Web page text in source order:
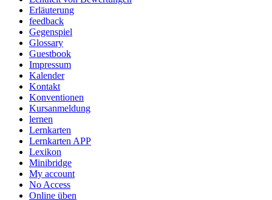
Erläuterung
feedback
Gegenspiel
Glossary
Guestbook
Impressum
Kalender
Kontakt
Konventionen
Kursanmeldung
lernen
Lernkarten
Lernkarten APP
Lexikon
Minibridge
My account
No Access
Online üben